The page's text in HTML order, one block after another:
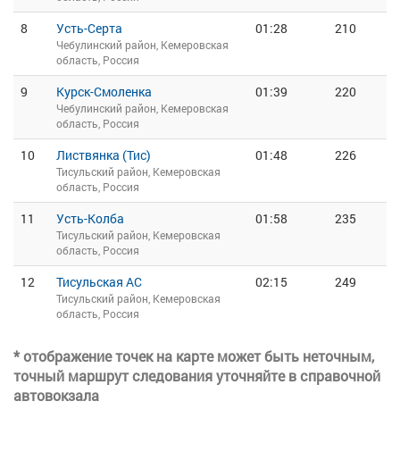
8 Усть-Серта
Чебулинский район, Кемеровская
область, Россия
01:28 210
9 Курск-Смоленка
Чебулинский район, Кемеровская
область, Россия
01:39 220
10 Листвянка (Тис)
Тисульский район, Кемеровская
область, Россия
01:48 226
11 Усть-Колба
Тисульский район, Кемеровская
область, Россия
01:58 235
12 Тисульская АС
Тисульский район, Кемеровская
область, Россия
02:15 249
* отображение точек на карте может быть неточным,
точный маршрут следования уточняйте в справочной
автовокзала